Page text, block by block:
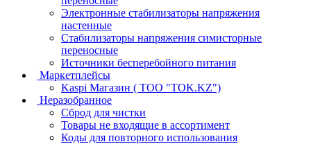
Электронные стабилизаторы напряжения
настенные
Стабилизаторы напряжения симисторные
переносные
Источники бесперебойного питания
Маркетплейсы
Kaspi Магазин ( ТОО "TOK.KZ")
Неразобранное
Сброд для чистки
Товары не входящие в ассортимент
Коды для повторного использования